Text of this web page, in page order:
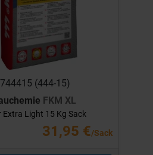
(444-15)
FKM XL
Extra Light 15 Kg Sack
31,95 €/Sack